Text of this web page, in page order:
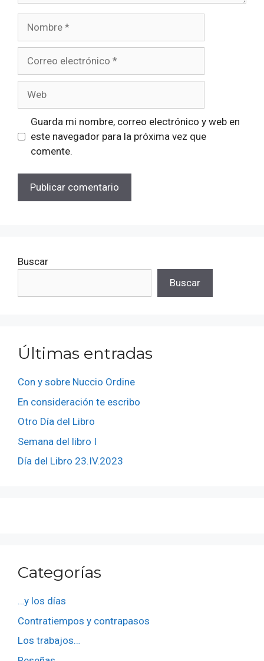
electrónico
Guarda mi nombre, correo electrónico y web en
este navegador para la próxima vez que
comente.
Buscar
Buscar
Últimas entradas
Con y sobre Nuccio Ordine
En consideración te escribo
Otro Día del Libro
Semana del libro I
Día del Libro 23.IV.2023
Categorías
…y los días
Contratiempos y contrapasos
Los trabajos…